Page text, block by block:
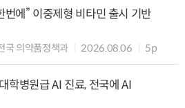
번에” 이중제형 비타민 출시 기반
국 의약품정책과 2026.08.06 5p
학병원급 AI 진료, 전국에 AI